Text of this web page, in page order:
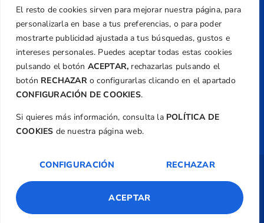
El resto de cookies sirven para mejorar nuestra página, para
personalizarla en base a tus preferencias, o para poder
mostrarte publicidad ajustada a tus búsquedas, gustos e
intereses personales. Puedes aceptar todas estas cookies
pulsando el botón ACEPTAR, rechazarlas pulsando el
botón RECHAZARo configurarlas clicando en el apartado
CONFIGURACIÓN DE COOKIES.
Si quieres más información, consulta la POLÍTICA DE
COOKIES de nuestra página web.
CONFIGURACIÓN RECHAZAR
ACEPTAR
Aviso Legal
Política de Privacidad
Transparencia
Normativa
Federación
TecnoQuatre